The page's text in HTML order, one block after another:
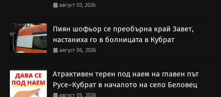
август 03, 2026
Пиян шофьор се преобърна край Завет,
настаниха го в болницата в Кубрат
август 06, 2026
Атрактивен терен под наем на главен път
Русе–Кубрат в началото на село Беловец
август 05, 2026